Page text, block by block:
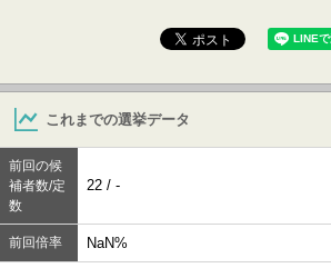
これまでの選挙データ
前回の候
補者数/定
数
22 / -
前回倍率 NaN%